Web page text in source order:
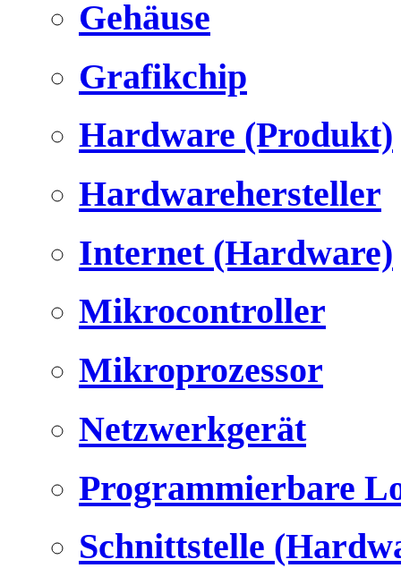
Gehäuse
Grafikchip
Hardware (Produkt)
Hardwarehersteller
Internet (Hardware)
Mikrocontroller
Mikroprozessor
Netzwerkgerät
Programmierbare
Schnittstelle